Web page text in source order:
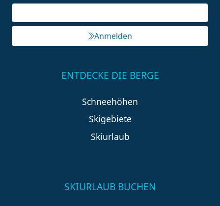
Anmelden
ENTDECKE DIE BERGE
Schneehöhen
Skigebiete
Skiurlaub
SKIURLAUB BUCHEN